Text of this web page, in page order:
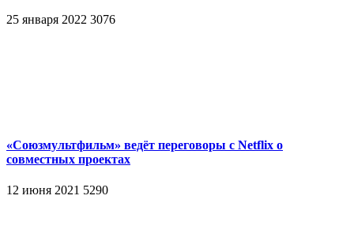
25 января 2022 3076
«Союзмультфильм» ведёт переговоры с Netflix о
совместных проектах
12 июня 2021 5290